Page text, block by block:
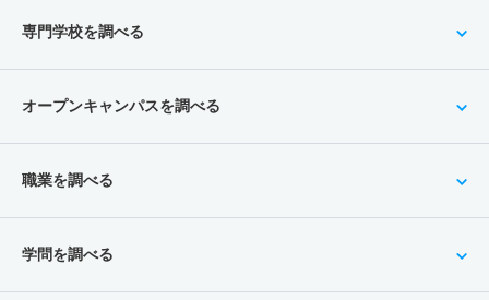
専門学校を調べる
オープンキャンパスを調べる
職業を調べる
学問を調べる